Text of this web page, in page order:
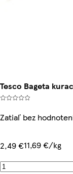
Tesco Bageta
Zatiaľ bez
2,49 €11,69 €/kg